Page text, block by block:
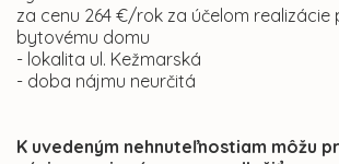
za cenu 264 €/rok za účelom realizácie
bytovému domu
- lokalita ul. Kežmarská
- doba nájmu neurčitá
K uvedeným nehnuteľnostiam môžu